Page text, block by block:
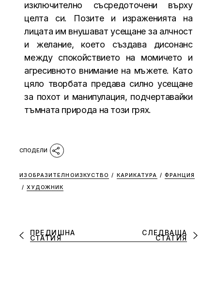
изключително съсредоточени върху
целта си. Позите и израженията на
лицата им внушават усещане за алчност
и желание, което създава дисонанс
между спокойствието на момичето и
агресивното внимание на мъжете. Като
цяло творбата предава силно усещане
за похот и манипулация, подчертавайки
тъмната природа на този грях.
ИЗОБРАЗИТЕЛНОИЗКУСТВО / КАРИКАТУРА / ФРАНЦИЯ
/ ХУДОЖНИК
ПРЕДИШНА
СТАТИЯ
СЛЕДВАЩА
СТАТИЯ